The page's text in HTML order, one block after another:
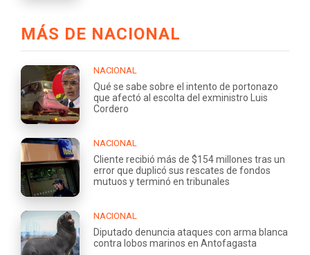
MÁS DE NACIONAL
NACIONAL
Qué se sabe sobre el intento de portonazo
que afectó al escolta del exministro Luis
Cordero
NACIONAL
Cliente recibió más de $154 millones tras un
error que duplicó sus rescates de fondos
mutuos y terminó en tribunales
NACIONAL
Diputado denuncia ataques con arma blanca
contra lobos marinos en Antofagasta